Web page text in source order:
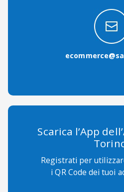
Scarica l’App
Registrati per
i QR Code dei tuoi